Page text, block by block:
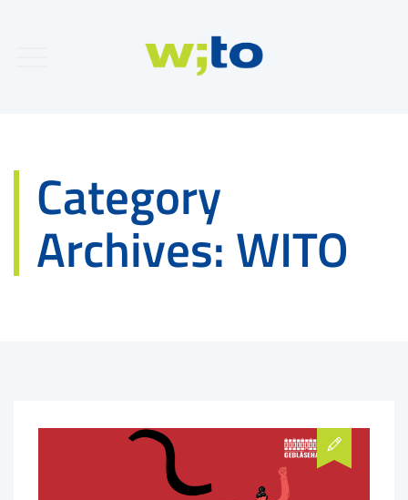
Category
Archives:WITO